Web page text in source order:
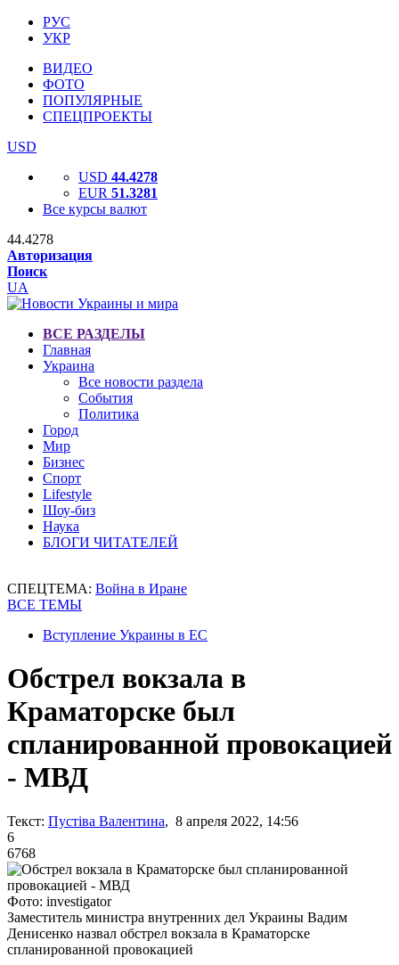
РУС
УКР
ВИДЕО
ФОТО
ПОПУЛЯРНЫЕ
СПЕЦПРОЕКТЫ
USD
USD 44.4278
EUR 51.3281
Все курсы валют
44.4278
Авторизация
Поиск
UA
ВСЕ РАЗДЕЛЫ
Главная
Украина
Все новости раздела
События
Политика
Город
Мир
Бизнес
Спорт
Lifestyle
Шоу-биз
Наука
БЛОГИ ЧИТАТЕЛЕЙ
СПЕЦТЕМА: Война в Иране
ВСЕ ТЕМЫ
Вступление Украины в ЕС
Обстрел вокзала в
Краматорске был
спланированной провокацией
- МВД
Текст: Пустіва Валентина, 8 апреля 2022, 14:56
6
6768
Фото: investigator
Заместитель министра внутренних дел Украины Вадим
Денисенко назвал обстрел вокзала в Краматорске
спланированной провокацией